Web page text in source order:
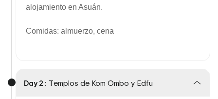
alojamiento en Asuán.
Comidas: almuerzo, cena
Day 2 : Templos de Kom Ombo y Edfu